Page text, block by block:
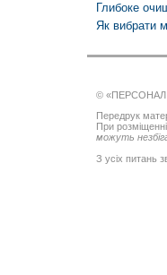
Глибоке
Як вибрати
© «ПЕРСОНАЛ
Передрук
При
можуть
З усіх питань